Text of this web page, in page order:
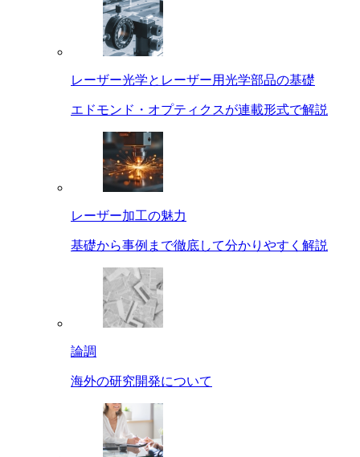
レーザー光学とレーザー用光学部品の基礎
エドモンド・オプティクスが連載形式で解説
レーザー加工の魅力
基礎から事例まで徹底して分かりやすく解説
論調
海外の研究開発について